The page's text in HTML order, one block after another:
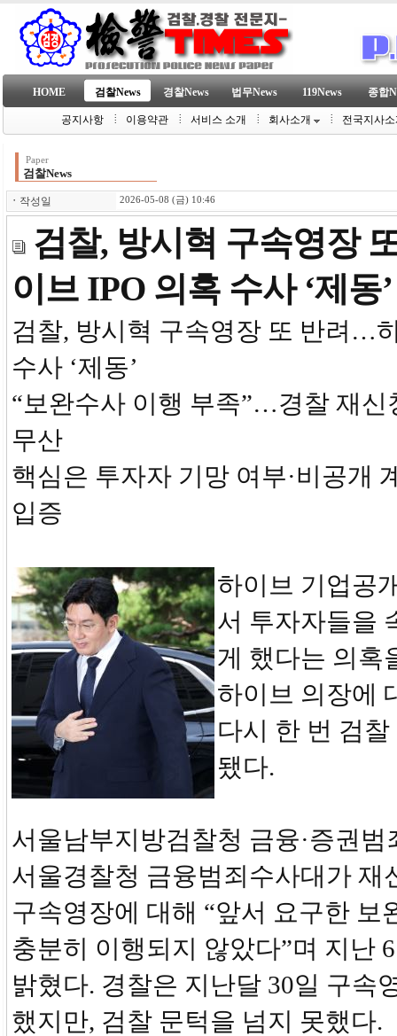
HOME 검찰News 경찰News 법무News 119News 종합
공지사항 이용약관 서비스 소개 회사소개 전국지사
Paper
검찰News
ㆍ 작성일 2026-05-08 (금) 10:46
검찰, 방시혁 구속영장
이브 IPO 의혹 수사 ‘제동’
검찰, 방시혁 구속영장 또 반려…
수사 ‘제동’
“보완수사 이행 부족”…경찰 재신
무산
핵심은 투자자 기망 여부·비공개
입증
하이브 기업공
서 투자자들을
게 했다는 의혹
하이브 의장에
다시 한 번 검
됐다.
서울남부지방검찰청 금융·증권
서울경찰청 금융범죄수사대가 재
구속영장에 대해 “앞서 요구한 보
충분히 이행되지 않았다”며 지난
밝혔다. 경찰은 지난달 30일 구속
했지만, 검찰 문턱을 넘지 못했다.